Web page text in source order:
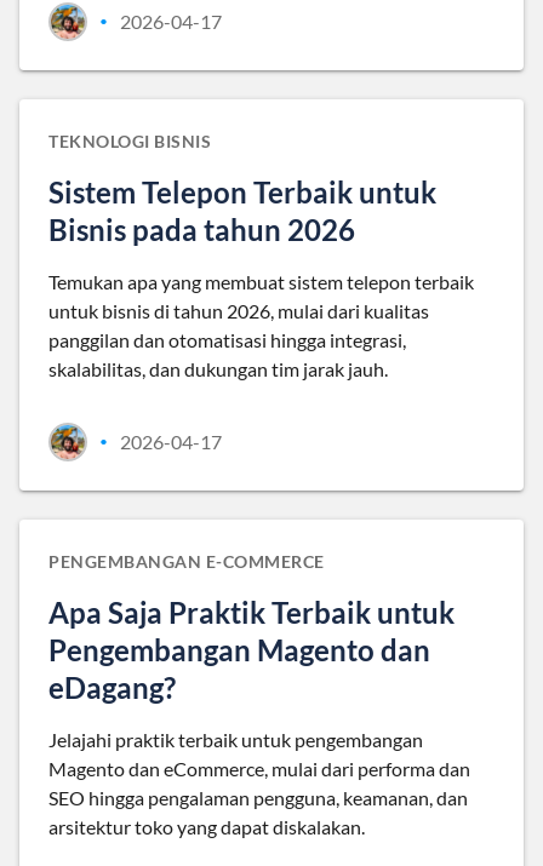
• 2026-04-17
TEKNOLOGI BISNIS
Sistem Telepon Terbaik untuk
Bisnis pada tahun 2026
Temukan apa yang membuat sistem telepon terbaik
untuk bisnis di tahun 2026, mulai dari kualitas
panggilan dan otomatisasi hingga integrasi,
skalabilitas, dan dukungan tim jarak jauh.
• 2026-04-17
PENGEMBANGAN E-COMMERCE
Apa Saja Praktik Terbaik untuk
Pengembangan Magento dan
eDagang?
Jelajahi praktik terbaik untuk pengembangan
Magento dan eCommerce, mulai dari performa dan
SEO hingga pengalaman pengguna, keamanan, dan
arsitektur toko yang dapat diskalakan.